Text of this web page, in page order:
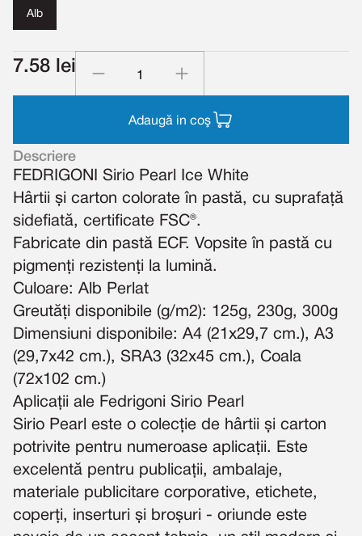
Alb
7.58 lei
Adaugă in coş
Descriere
FEDRIGONI Sirio Pearl Ice White
Hârtii și carton colorate în pastă, cu suprafață
sidefiată, certificate FSC®.
Fabricate din pastă ECF. Vopsite în pastă cu
pigmenți rezistenți la lumină.
Culoare: Alb Perlat
Greutăți disponibile (g/m2): 125g, 230g, 300g
Dimensiuni disponibile: A4 (21x29,7 cm.), A3
(29,7x42 cm.), SRA3 (32x45 cm.), Coala
(72x102 cm.)
Aplicații ale Fedrigoni Sirio Pearl
Sirio Pearl este o colecție de hârtii și carton
potrivite pentru numeroase aplicații. Este
excelentă pentru publicații, ambalaje,
materiale publicitare corporative, etichete,
coperți, inserturi și broșuri - oriunde este